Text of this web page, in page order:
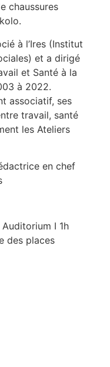
chaussures
à l’Ires (Institut
et a dirigé
et Santé à la
à 2022.
associatif, ses
travail, santé
les Ateliers
en chef
I 1h
des places